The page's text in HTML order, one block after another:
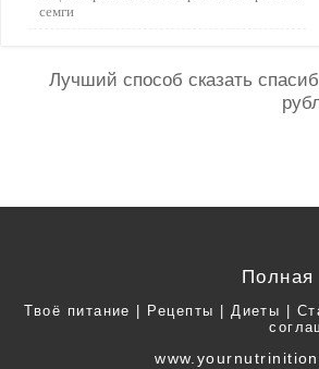
семги
Лучший способ сказать
Полная
Твоё питание Рецепты Диеты